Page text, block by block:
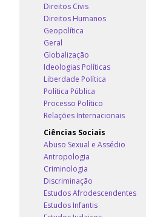
Direitos Civis
Direitos Humanos
Geopolítica
Geral
Globalização
Ideologias Políticas
Liberdade Política
Política Pública
Processo Político
Relações Internacionais
Ciências Sociais
Abuso Sexual e Assédio
Antropologia
Criminologia
Discriminação
Estudos Afrodescendentes
Estudos Infantis